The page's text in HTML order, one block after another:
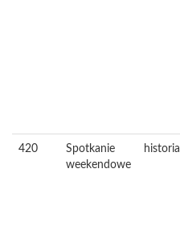
420
Spotkanie
weekendowe
historia